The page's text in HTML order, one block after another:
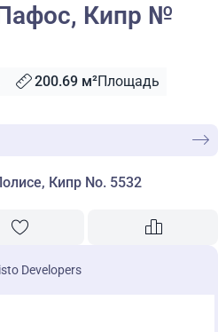
Кипр №
200.69 м²Площадь
Кипр No. 5532
Developers